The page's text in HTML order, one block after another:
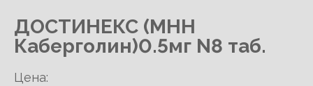
ДОСТИНЕКС (МНН
Каберголин)0.5мг N8 таб.
Цена: